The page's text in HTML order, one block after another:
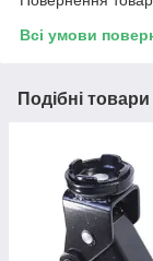
Всі умови
Подібні товари